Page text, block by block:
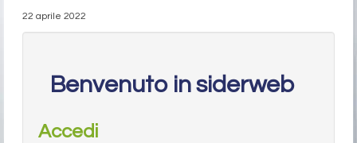
22 aprile 2022
Benvenuto in siderweb
Accedi